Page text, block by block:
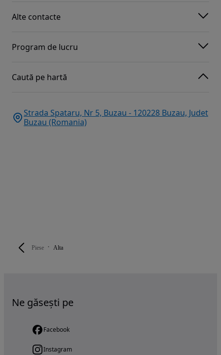
Piese Alta
Alte contacte
Program de lucru
Caută pe hartă
Strada Spataru, Nr 5, Buzau - 120228 Buzau, Judet
Buzau (Romania)
Ne găsești pe
Facebook
Instagram